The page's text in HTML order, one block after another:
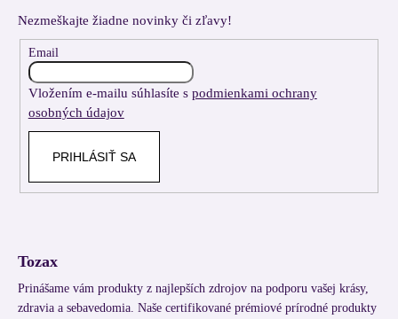
Nezmeškajte žiadne novinky či zľavy!
Email
Vložením e-mailu súhlasíte s podmienkami ochrany
osobných údajov
PRIHLÁSIŤ SA
Tozax
Prinášame vám produkty z najlepších zdrojov na podporu vašej krásy,
zdravia a sebavedomia. Naše certifikované prémiové prírodné produkty